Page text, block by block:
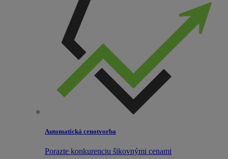
Automatická cenotvorba
Porazte konkurenciu šikovnými cenami